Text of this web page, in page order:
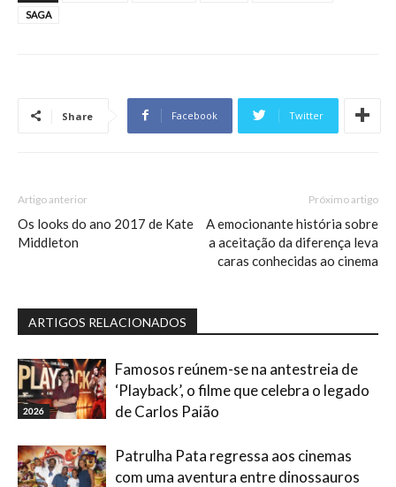
SAGA
Share Facebook Twitter
Artigo anterior
Os looks do ano 2017 de Kate
Middleton
Próximo artigo
A emocionante história sobre
a aceitação da diferença leva
caras conhecidas ao cinema
ARTIGOS RELACIONADOS
2026
Famosos reúnem-se na antestreia de
‘Playback’, o filme que celebra o legado
de Carlos Paião
Patrulha Pata regressa aos cinemas
com uma aventura entre dinossauros